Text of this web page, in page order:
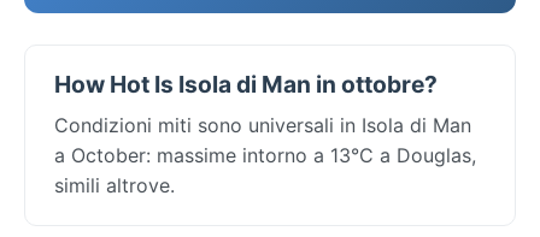
How Hot Is Isola di Man in ottobre?
Condizioni miti sono universali in Isola di Man
a October: massime intorno a 13°C a Douglas,
simili altrove.